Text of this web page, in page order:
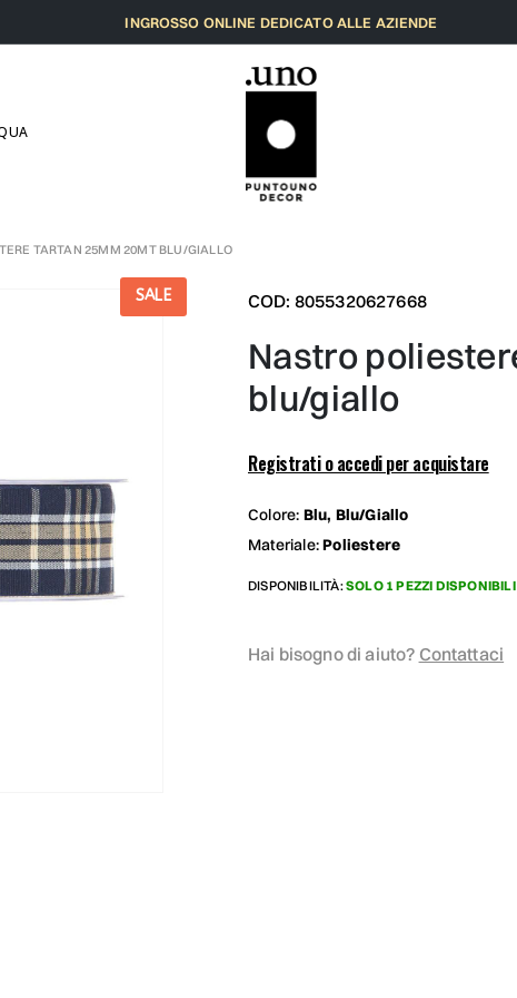
INGROSSO ONLINE DEDICATO ALLE AZIENDE
TARTAN 25MM 20MT BLU/GIALLO
SALE COD: 8055320627668
nastro poliestere tartan 25mm 20mt
blu/giallo
Registrati o accedi per acquistare
Colore: Blu, Blu/Giallo
Materiale:Poliestere
DISPONIBILITÀ:SOLO 1 PEZZI DISPONIBILI
Hai bisogno di aiuto? Contattaci